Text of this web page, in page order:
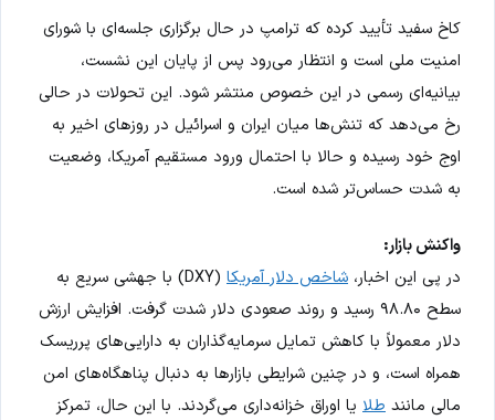
کاخ سفید تأیید کرده که ترامپ در حال برگزاری جلسه‌ای با شورای
امنیت ملی است و انتظار می‌رود پس از پایان این نشست،
بیانیه‌ای رسمی در این خصوص منتشر شود. این تحولات در حالی
رخ می‌دهد که تنش‌ها میان ایران و اسرائیل در روزهای اخیر به
اوج خود رسیده و حالا با احتمال ورود مستقیم آمریکا، وضعیت
به شدت حساس‌تر شده است.
واکنش بازار:
در پی این اخبار، شاخص دلار آمریکا
(DXY) با جهشی سریع به
سطح ۹۸.۸۰ رسید و روند صعودی دلار شدت گرفت. افزایش ارزش
دلار معمولاً با کاهش تمایل سرمایه‌گذاران به دارایی‌های پرریسک
همراه است، و در چنین شرایطی بازارها به دنبال پناهگاه‌های امن
مالی مانند طلا یا اوراق خزانه‌داری می‌گردند. با این حال، تمرکز